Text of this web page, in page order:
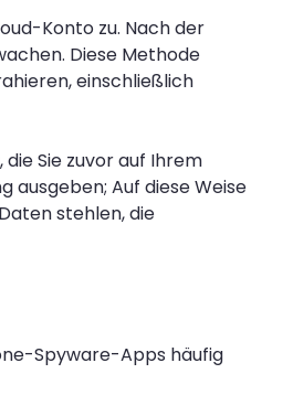
Konto zu. Nach der
Diese Methode
einschließlich
Sie zuvor auf Ihrem
ausgeben; Auf diese Weise
stehlen, die
Spyware-Apps häufig